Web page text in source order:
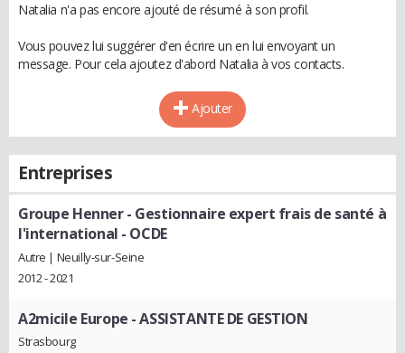
Natalia n'a pas encore ajouté de résumé à son profil.
Vous pouvez lui suggérer d'en écrire un en lui envoyant un
message. Pour cela ajoutez d'abord Natalia à vos contacts.
Ajouter
Entreprises
Groupe Henner- Gestionnaire expert frais de santé à
l'international - OCDE
Autre | Neuilly-sur-Seine
2012 - 2021
A2micile Europe - ASSISTANTE DE GESTION
Strasbourg